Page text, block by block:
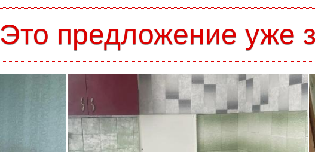
Это предложение уже